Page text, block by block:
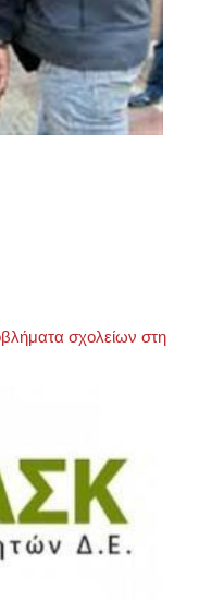
σχολείων στη